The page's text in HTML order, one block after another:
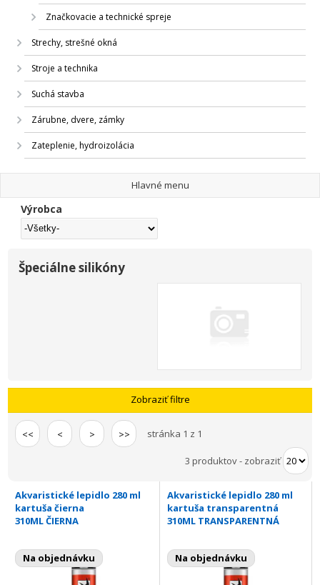
Značkovacie a technické spreje
Strechy, strešné okná
Stroje a technika
Suchá stavba
Zárubne, dvere, zámky
Zateplenie, hydroizolácia
Hlavné menu
Výrobca
Špeciálne silikóny
Zobraziť filtre
<< < > >> stránka 1 z 1
3 produktov- zobraziť
Akvaristické lepidlo 280 ml
kartuša čierna
310ML ČIERNA
Na objednávku
Akvaristické lepidlo 280 ml
kartuša transparentná
310ML TRANSPARENTNÁ
Na objednávku